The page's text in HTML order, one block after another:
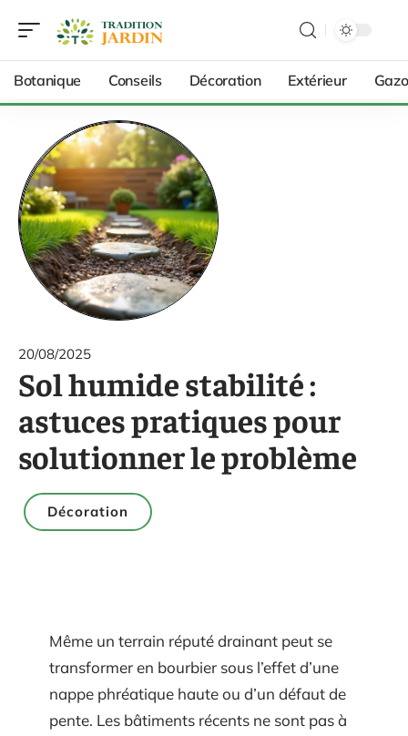
Botanique Conseils Décoration Extérieur
20/08/2025
Sol humide stabilité :
astuces pratiques pour
solutionner le problème
Décoration
Même un terrain réputé drainant peut se
transformer en bourbier sous l’effet d’une
nappe phréatique haute ou d’un défaut de
pente. Les bâtiments récents ne sont pas à